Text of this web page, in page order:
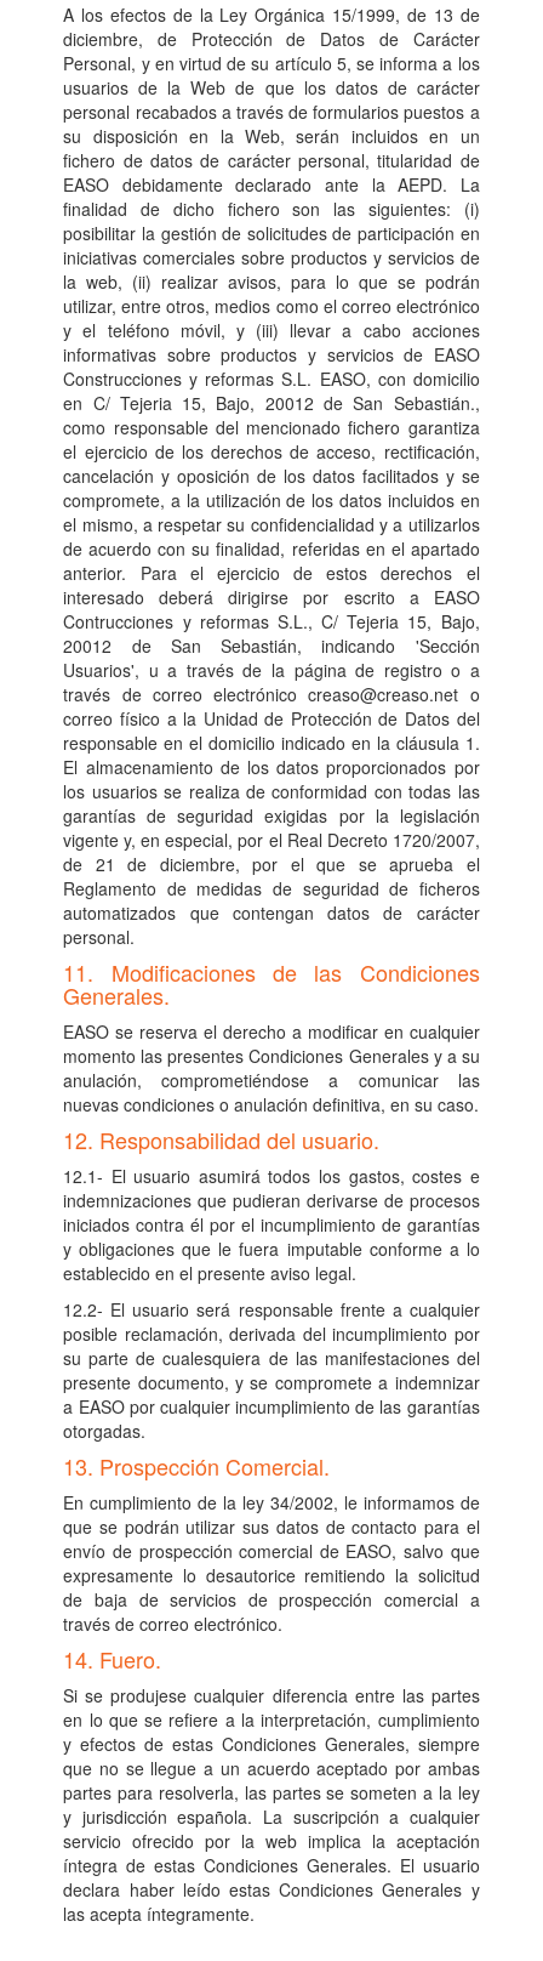
A los efectos de la Ley Orgánica 15/1999, de 13 de
diciembre, de Protección de Datos de Carácter
Personal, y en virtud de su artículo 5, se informa a los
usuarios de la Web de que los datos de carácter
personal recabados a través de formularios puestos a
su disposición en la Web, serán incluidos en un
fichero de datos de carácter personal, titularidad de
EASO debidamente declarado ante la AEPD. La
finalidad de dicho fichero son las siguientes: (i)
posibilitar la gestión de solicitudes de participación en
iniciativas comerciales sobre productos y servicios de
la web, (ii) realizar avisos, para lo que se podrán
utilizar, entre otros, medios como el correo electrónico
y el teléfono móvil, y (iii) llevar a cabo acciones
informativas sobre productos y servicios de EASO
Construcciones y reformas S.L. EASO, con domicilio
en C/ Tejeria 15, Bajo, 20012 de San Sebastián.,
como responsable del mencionado fichero garantiza
el ejercicio de los derechos de acceso, rectificación,
cancelación y oposición de los datos facilitados y se
compromete, a la utilización de los datos incluidos en
el mismo, a respetar su confidencialidad y a utilizarlos
de acuerdo con su finalidad, referidas en el apartado
anterior. Para el ejercicio de estos derechos el
interesado deberá dirigirse por escrito a EASO
Contrucciones y reformas S.L., C/ Tejeria 15, Bajo,
20012 de San Sebastián, indicando 'Sección
Usuarios', u a través de la página de registro o a
través de correo electrónico creaso@creaso.net o
correo físico a la Unidad de Protección de Datos del
responsable en el domicilio indicado en la cláusula 1.
El almacenamiento de los datos proporcionados por
los usuarios se realiza de conformidad con todas las
garantías de seguridad exigidas por la legislación
vigente y, en especial, por el Real Decreto 1720/2007,
de 21 de diciembre, por el que se aprueba el
Reglamento de medidas de seguridad de ficheros
automatizados que contengan datos de carácter
personal.
11. Modificaciones de las Condiciones
Generales.
EASO se reserva el derecho a modificar en cualquier
momento las presentes Condiciones Generales y a su
anulación, comprometiéndose a comunicar las
nuevas condiciones o anulación definitiva, en su caso.
12. Responsabilidad del usuario.
12.1- El usuario asumirá todos los gastos, costes e
indemnizaciones que pudieran derivarse de procesos
iniciados contra él por el incumplimiento de garantías
y obligaciones que le fuera imputable conforme a lo
establecido en el presente aviso legal.
12.2- El usuario será responsable frente a cualquier
posible reclamación, derivada del incumplimiento por
su parte de cualesquiera de las manifestaciones del
presente documento, y se compromete a indemnizar
a EASO por cualquier incumplimiento de las garantías
otorgadas.
13. Prospección Comercial.
En cumplimiento de la ley 34/2002, le informamos de
que se podrán utilizar sus datos de contacto para el
envío de prospección comercial de EASO, salvo que
expresamente lo desautorice remitiendo la solicitud
de baja de servicios de prospección comercial a
través de correo electrónico.
14. Fuero.
Si se produjese cualquier diferencia entre las partes
en lo que se refiere a la interpretación, cumplimiento
y efectos de estas Condiciones Generales, siempre
que no se llegue a un acuerdo aceptado por ambas
partes para resolverla, las partes se someten a la ley
y jurisdicción española. La suscripción a cualquier
servicio ofrecido por la web implica la aceptación
íntegra de estas Condiciones Generales. El usuario
declara haber leído estas Condiciones Generales y
las acepta íntegramente.